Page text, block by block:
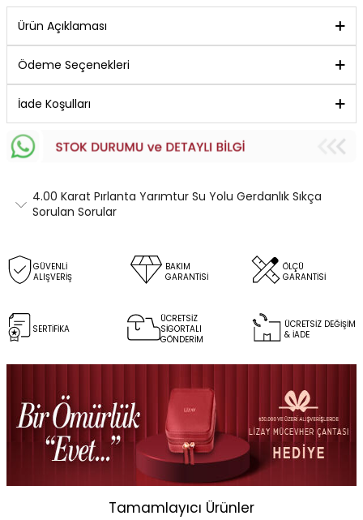
Ürün Açıklaması
Ödeme Seçenekleri
İade Koşulları
4.00 Karat Pırlanta Yarımtur Su Yolu Gerdanlık Sıkça
Sorulan Sorular
GÜVENLİ
ALIŞVERİŞ
BAKIM
GARANTİSİ
ÖLÇÜ
GARANTİSİ
SERTİFİKA
ÜCRETSİZ
SİGORTALI
GÖNDERİM
ÜCRETSİZ DEĞİŞİM
& İADE
Tamamlayıcı Ürünler